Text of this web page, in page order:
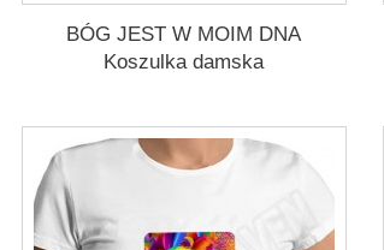
BÓG JEST W MOIM DNA
Koszulka damska